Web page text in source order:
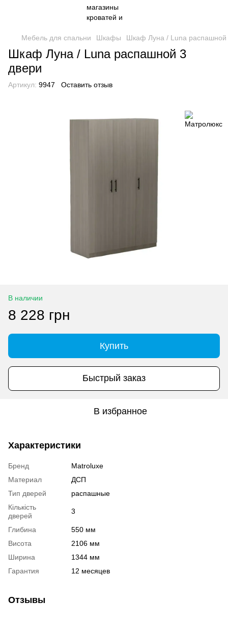
Мебель для спальни Шкафы Шкаф Луна / Luna распашной
Шкаф Луна / Luna распашной 3
двери
Артикул: 9947 Оставить отзыв
В наличии
8 228 грн
Купить
Быстрый заказ
В избранное
Характеристики
Бренд
Matroluxe
Материал
ДСП
Тип дверей
распашные
Кількість
дверей
3
Глибина
550 мм
Висота
2106 мм
Ширина
1344 мм
Гарантия
12 месяцев
Отзывы